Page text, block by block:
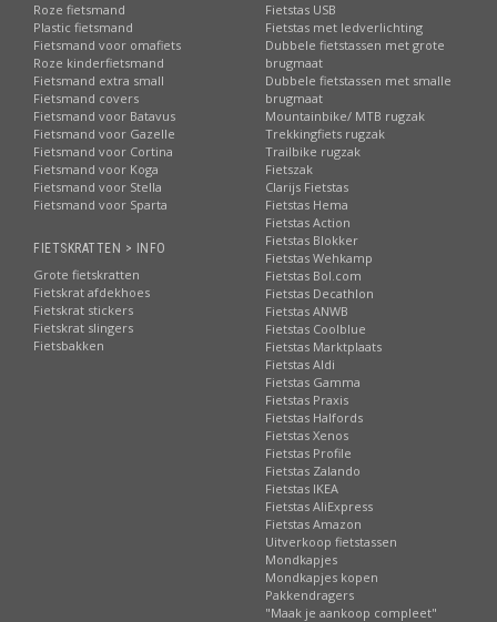
Roze fietsmand
Plastic fietsmand
Fietsmand voor omafiets
Roze kinderfietsmand
Fietsmand extra small
Fietsmand covers
Fietsmand voor Batavus
Fietsmand voor Gazelle
Fietsmand voor Cortina
Fietsmand voor Koga
Fietsmand voor Stella
Fietsmand voor Sparta
FIETSKRATTEN > INFO
Grote fietskratten
Fietskrat afdekhoes
Fietskrat stickers
Fietskrat slingers
Fietsbakken
Fietstas USB
Fietstas met ledverlichting
Dubbele fietstassen met grote
brugmaat
Dubbele fietstassen met smalle
brugmaat
Mountainbike/ MTB rugzak
Trekkingfiets rugzak
Trailbike rugzak
Fietszak
Clarijs Fietstas
Fietstas Hema
Fietstas Action
Fietstas Blokker
Fietstas Wehkamp
Fietstas Bol.com
Fietstas Decathlon
Fietstas ANWB
Fietstas Coolblue
Fietstas Marktplaats
Fietstas Aldi
Fietstas Gamma
Fietstas Praxis
Fietstas Halfords
Fietstas Xenos
Fietstas Profile
Fietstas Zalando
Fietstas IKEA
Fietstas AliExpress
Fietstas Amazon
Uitverkoop fietstassen
Mondkapjes
Mondkapjes kopen
Pakkendragers
"Maak je aankoop compleet"